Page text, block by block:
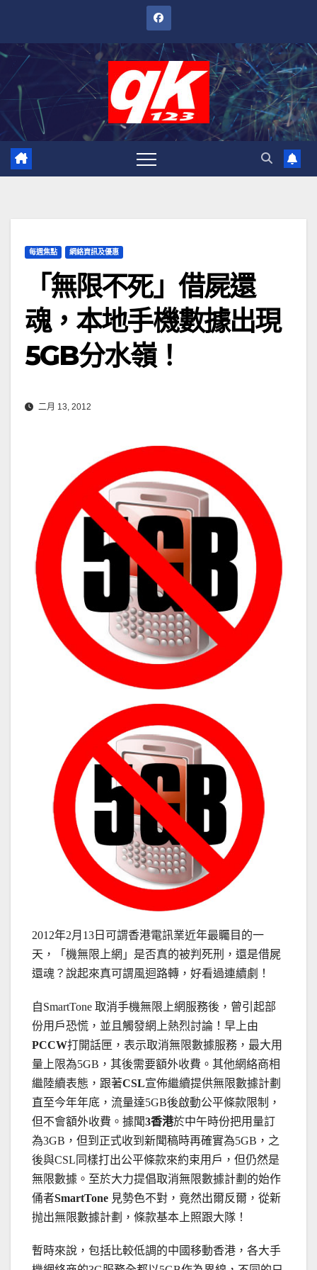
內
每週焦點 網絡資訊及優惠
「無限不死」借屍還
魂，本地手機數據出現
5GB分水嶺！
二月 13, 2012
2012年2月 13 日可謂香港電訊業近年最矚目的一
天，「機無限上網」是否真的被判死刑，還是借屍
還魂？說起來真可謂風迴路轉，好看過連續劇！
自SmartTone 取消手機無限上網服務後，曾引起部
份用戶恐慌，並且觸發網上熱烈討論！早上由
PCCW打開話匣，表示取消無限數據服務，最大用
量上限為5GB ，其後需要額外收費。其他網絡商相
繼陸續表態，跟著CSL宣佈繼續提供無限數據計劃
直至今年年底，流量達5GB後啟動公平條款限制，
但不會額外收費。據聞3香港於中午時份把用量訂
為3GB ，但到正式收到新聞稿時再確實為5GB ，之
後與CSL 同樣打出公平條款來約束用戶，但仍然是
無限數據。至於大力提倡取消無限數據計劃的始作
俑者SmartTone 見勢色不對，竟然出爾反爾，從新
抛出無限數據計劃，條款基本上照跟大隊！
暫時來說，包括比較低調的中國移動香港，各大手